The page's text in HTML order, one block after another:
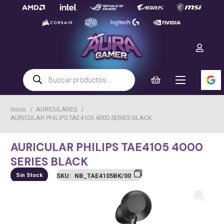
Búsqueda
de
productos
Inicio / AURICULARES /
AURICULAR PHILIPS TAE4105 4000 SERIES BLACK
AURICULAR PHILIPS TAE4105 4000
SERIES BLACK
Sin Stock SKU: NB_TAE4105BK/00